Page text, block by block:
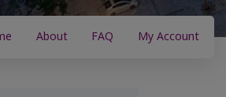
About FAQ My Account